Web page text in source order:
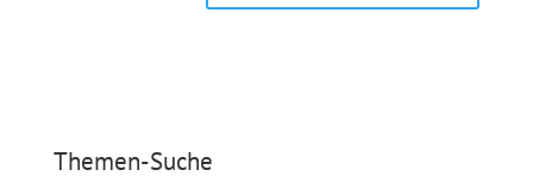
Themen-Suche